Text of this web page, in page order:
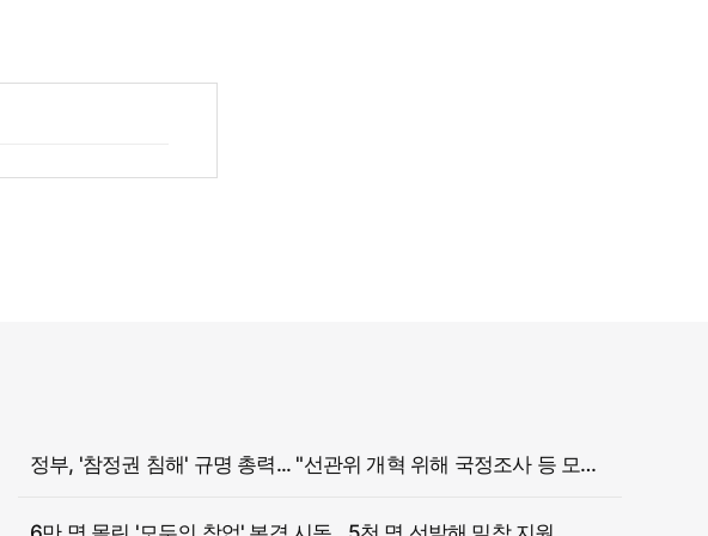
정부, '참정권 침해' 규명 총력... "선관위 개혁 위해 국정조사 등 모든 조치"